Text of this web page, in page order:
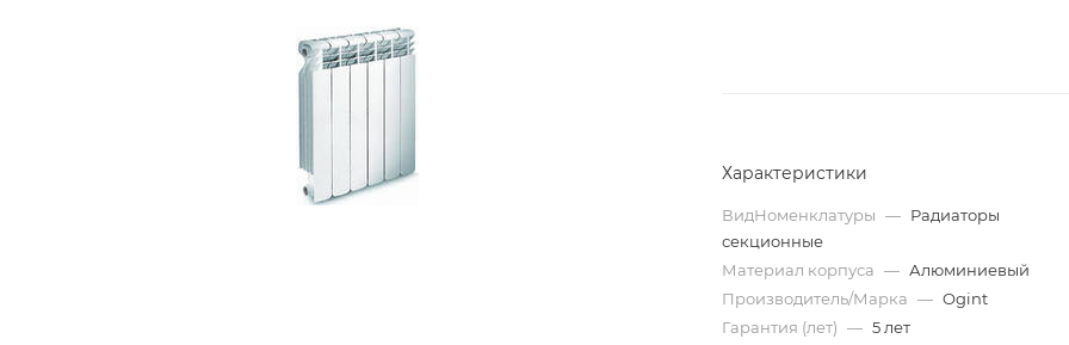
Характеристики
ВидНоменклатуры — Радиаторы
секционные
Материал корпуса — Алюминиевый
Производитель/Марка — Ogint
Гарантия (лет) — 5 лет